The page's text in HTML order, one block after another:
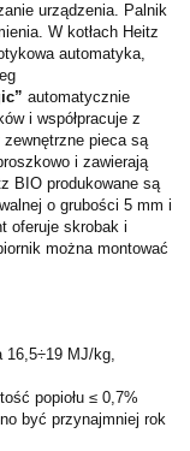
urządzenia. Palnik
W kotłach Heitz
automatyka,
automatycznie
i współpracuje z
pieca są
i zawierają
BIO produkowane są
o grubości 5 mm i
oferuje skrobak i
można montować
16,5÷19 MJ/kg,
popiołu ≤ 0,7%
być przynajmniej rok